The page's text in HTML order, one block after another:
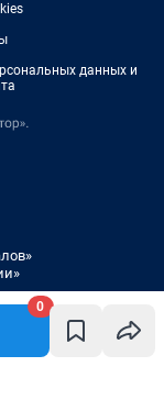
0
данных и